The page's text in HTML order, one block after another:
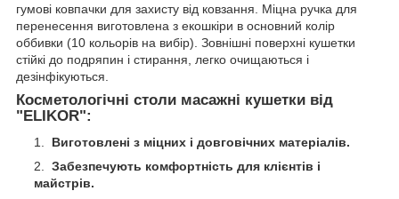
гумові ковпачки для захисту від ковзання. Міцна ручка для
перенесення виготовлена з екошкіри в основний колір
оббивки (10 кольорів на вибір). Зовнішні поверхні кушетки
стійкі до подряпин і стирання, легко очищаються і
дезінфікуються.
Косметологічні столи масажні кушетки від
"ELIKOR":
Виготовлені з міцних і довговічних матеріалів.
Забезпечують комфортність для клієнтів і
майстрів.